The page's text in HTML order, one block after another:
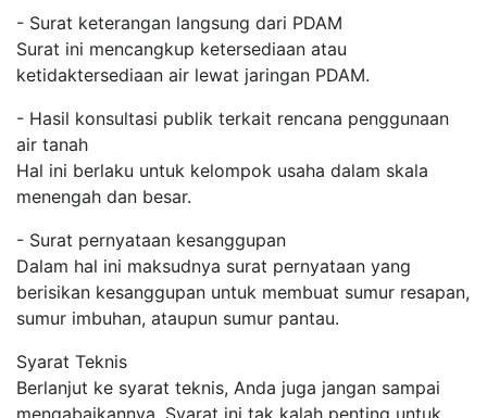
- Surat keterangan langsung dari PDAM
Surat ini mencangkup ketersediaan atau
ketidaktersediaan air lewat jaringan PDAM.
- Hasil konsultasi publik terkait rencana penggunaan
air tanah
Hal ini berlaku untuk kelompok usaha dalam skala
menengah dan besar.
- Surat pernyataan kesanggupan
Dalam hal ini maksudnya surat pernyataan yang
berisikan kesanggupan untuk membuat sumur resapan,
sumur imbuhan, ataupun sumur pantau.
Syarat Teknis
Berlanjut ke syarat teknis, Anda juga jangan sampai
mengabaikannya. Syarat ini tak kalah penting untuk